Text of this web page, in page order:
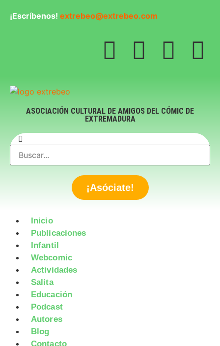
¡Escríbenos! extrebeo@extrebeo.com
ASOCIACIÓN CULTURAL DE AMIGOS DEL CÓMIC DE
EXTREMADURA
¡Asóciate!
Inicio
Publicaciones
Infantil
Webcomic
Actividades
Salita
Educación
Podcast
Autores
Blog
Contacto